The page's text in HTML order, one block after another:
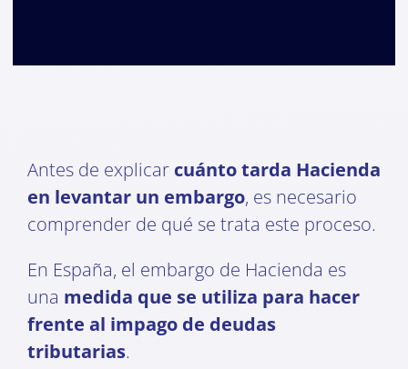
Antes de explicar cuánto tarda Hacienda
en levantar un embargo, es necesario
comprender de qué se trata este proceso.
En España, el embargo de Hacienda es
una medida que se utiliza para hacer
frente al impago de deudas
tributarias.